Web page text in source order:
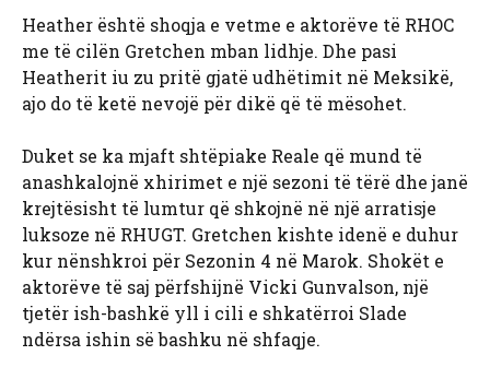
Heather është shoqja e vetme e aktorëve të RHOC
me të cilën Gretchen mban lidhje. Dhe pasi
Heatherit iu zu pritë gjatë udhëtimit në Meksikë,
ajo do të ketë nevojë për dikë që të mësohet.
Duket se ka mjaft shtëpiake Reale që mund të
anashkalojnë xhirimet e një sezoni të tërë dhe janë
krejtësisht të lumtur që shkojnë në një arratisje
luksoze në RHUGT. Gretchen kishte idenë e duhur
kur nënshkroi për Sezonin 4 në Marok. Shokët e
aktorëve të saj përfshijnë Vicki Gunvalson, një
tjetër ish-bashkë yll i cili e shkatërroi Slade
ndërsa ishin së bashku në shfaqje.